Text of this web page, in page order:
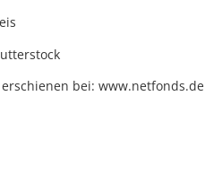
bei: www.netfonds.de